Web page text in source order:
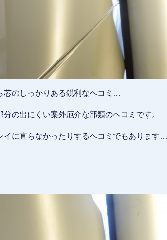
芯のしっかりある鋭利なヘコミ…
の出にくい案外厄介な部類のヘコミです。
イに直らなかったりするヘコミでもあります…